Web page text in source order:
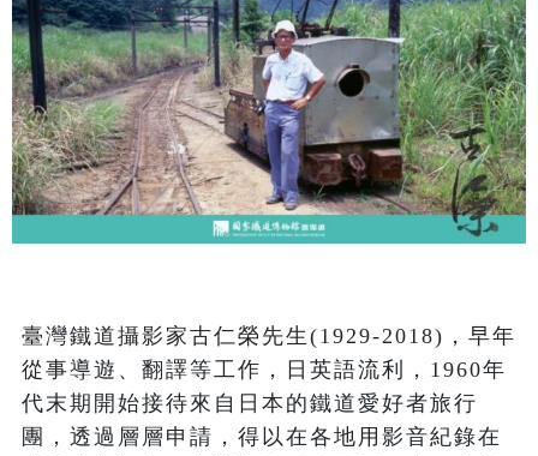
臺灣鐵道攝影家古仁榮先生(1929-2018)，早年
從事導遊、翻譯等工作，日英語流利，1960年
代末期開始接待來自日本的鐵道愛好者旅行
團，透過層層申請，得以在各地用影音紀錄在